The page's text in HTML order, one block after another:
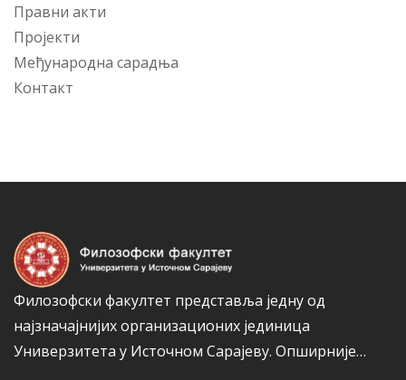
Правни акти
Пројекти
Међународна сарадња
Контакт
Филозофски факултет представља једну од
најзначајнијих организационих јединица
Универзитета у Источном Сарајеву. Опширније…